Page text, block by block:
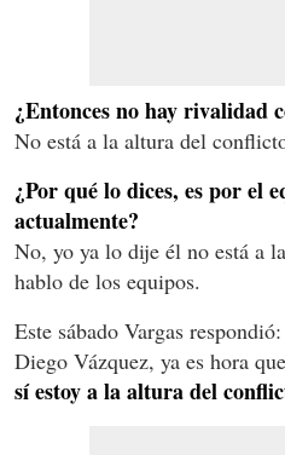
¿Entonces no hay rivalidad
No está a la altura del
¿Por qué lo dices, es por el
actualmente?
No, yo ya lo dije él no está a
hablo de los equipos.
Este sábado Vargas
Diego Vázquez, ya es hora
sí estoy a la altura del